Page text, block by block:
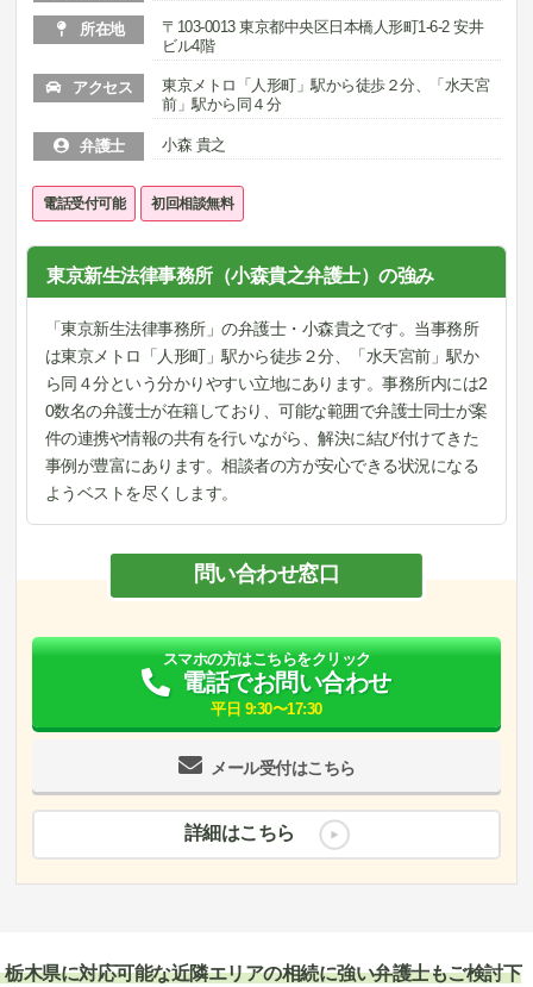
所在地
〒103-0013 東京都中央区日本橋人形町1-6-2 安井
ビル4階
アクセス
東京メトロ「人形町」駅から徒歩２分、「水天宮
前」駅から同４分
弁護士 小森 貴之
電話受付可能 初回相談無料
東京新生法律事務所（小森貴之弁護士）の強み
「東京新生法律事務所」の弁護士・小森貴之です。当事務所
は東京メトロ「人形町」駅から徒歩２分、「水天宮前」駅か
ら同４分という分かりやすい立地にあります。事務所内には2
0数名の弁護士が在籍しており、可能な範囲で弁護士同士が案
件の連携や情報の共有を行いながら、解決に結び付けてきた
事例が豊富にあります。相談者の方が安心できる状況になる
ようベストを尽くします。
問い合わせ窓口
メール受付はこちら
スマホの方はこちらをクリック
電話でお問い合わせ
平日 9:30〜17:30
詳細はこちら
栃木県に対応可能な近隣エリアの相続に強い弁護士もご検討下